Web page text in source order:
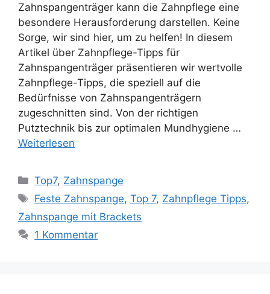
Zahnspangenträger kann die Zahnpflege eine
besondere Herausforderung darstellen. Keine
Sorge, wir sind hier, um zu helfen! In diesem
Artikel über Zahnpflege-Tipps für
Zahnspangenträger präsentieren wir wertvolle
Zahnpflege-Tipps, die speziell auf die
Bedürfnisse von Zahnspangenträgern
zugeschnitten sind. Von der richtigen
Putztechnik bis zur optimalen Mundhygiene …
Weiterlesen
Kategorien
Top7, Zahnspange
Schlagwörter
Feste Zahnspange,Top 7, Zahnpflege Tipps,
Zahnspange mit Brackets
1 Kommentar